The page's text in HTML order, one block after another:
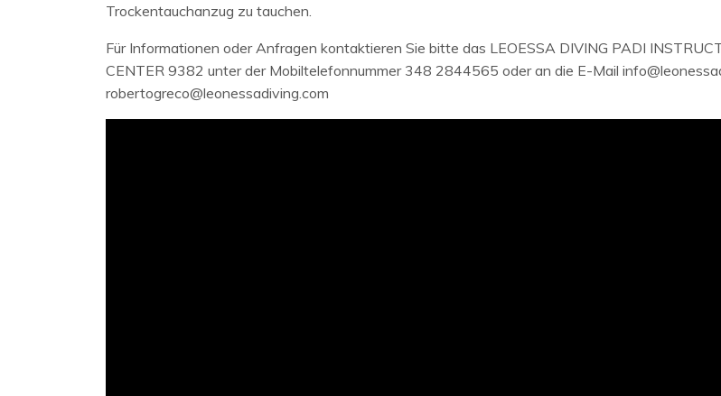
Trockentauchanzug zu tauchen.
Für Informationen oder Anfragen kontaktieren Sie bitte das LEOESSA DIVING PADI
CENTER 9382 unter der Mobiltelefonnummer 348 2844565 oder an die E-Mail
robertogreco@leonessadiving.com